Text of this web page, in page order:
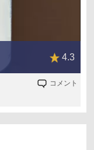
4.3
コメント